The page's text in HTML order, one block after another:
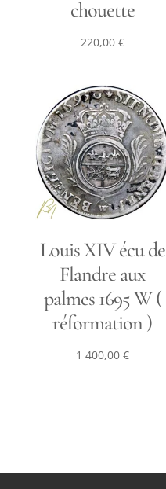
chouette
220,00 €
Louis XIV écu de
Flandre aux
palmes 1695 W (
réformation )
1 400,00 €